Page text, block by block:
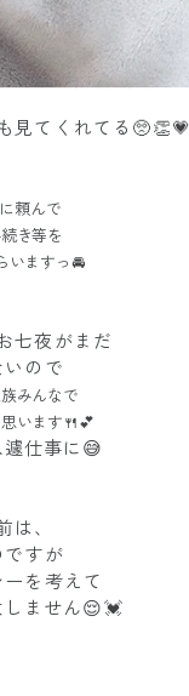
見てくれてる🥺👏💗
頼んで
き等を
いますっ🚘
七夜がまだ
ので
みんなで
います🍴💕
仕事に😅
は、
すが
を考えて
ません😌💓